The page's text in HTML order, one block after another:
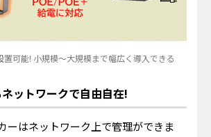
置可能! 小規模～大規模まで幅広く導入できる
ットワークで自由自在!
ーはネットワーク上で管理ができま